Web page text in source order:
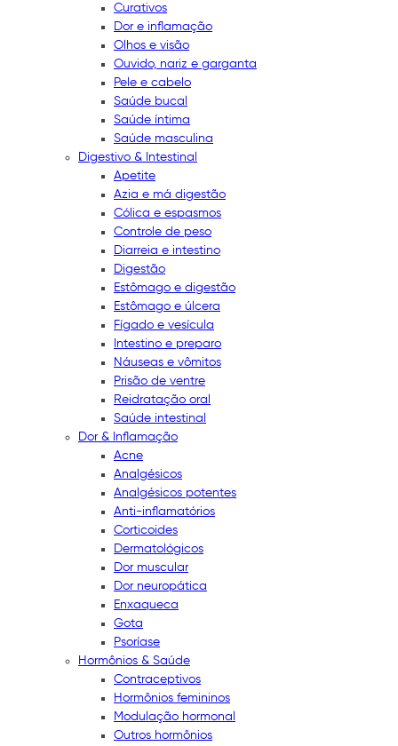
Curativos
Dor e inflamação
Olhos e visão
Ouvido, nariz e garganta
Pele e cabelo
Saúde bucal
Saúde íntima
Saúde masculina
Digestivo & Intestinal
Apetite
Azia e má digestão
Cólica e espasmos
Controle de peso
Diarreia e intestino
Digestão
Estômago e digestão
Estômago e úlcera
Fígado e vesícula
Intestino e preparo
Náuseas e vômitos
Prisão de ventre
Reidratação oral
Saúde intestinal
Dor & Inflamação
Acne
Analgésicos
Analgésicos potentes
Anti-inflamatórios
Corticoides
Dermatológicos
Dor muscular
Dor neuropática
Enxaqueca
Gota
Psoríase
Hormônios & Saúde
Contraceptivos
Hormônios femininos
Modulação hormonal
Outros hormônios